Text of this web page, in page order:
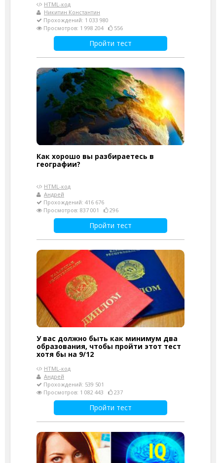
HTML-код
Никитин Константин
Прохождений: 1 033 980
Просмотров: 1 998 204
556
Пройти тест
Как хорошо вы разбираетесь в
географии?
HTML-код
Андрей
Прохождений: 416 676
Просмотров: 837 001
296
Пройти тест
У вас должно быть как минимум два
образования, чтобы пройти этот тест
хотя бы на 9/12
HTML-код
Андрей
Прохождений: 539 501
Просмотров: 1 082 443
237
Пройти тест